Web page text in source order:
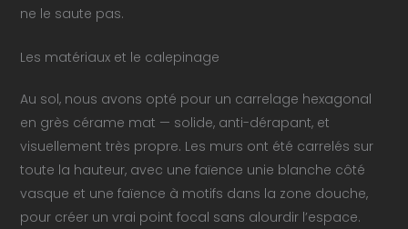
ne le saute pas.
Les matériaux et le calepinage
Au sol, nous avons opté pour un carrelage hexagonal
en grès cérame mat — solide, anti-dérapant, et
visuellement très propre. Les murs ont été carrelés sur
toute la hauteur, avec une faïence unie blanche côté
vasque et une faïence à motifs dans la zone douche,
pour créer un vrai point focal sans alourdir l’espace.